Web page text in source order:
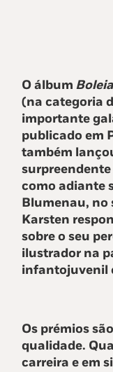
O álbum Boleia
(na categoria
importante
publicado em
também
como adiante
Blumenau, no
Karsten
sobre o seu
ilustrador na
infantojuvenil
Os prémios
qualidade.
carreira e em